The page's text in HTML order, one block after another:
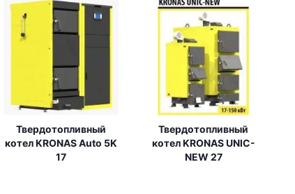
Твердотопливный
котел KRONAS Auto 5K
17
Твердотопливный
котел KRONAS UNIC-
NEW 27